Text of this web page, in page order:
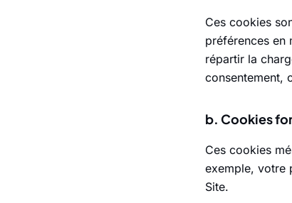
Ces cookies
préférences en
répartir la
consentement,
b. Cookies
Ces cookies
exemple, votre
Site.